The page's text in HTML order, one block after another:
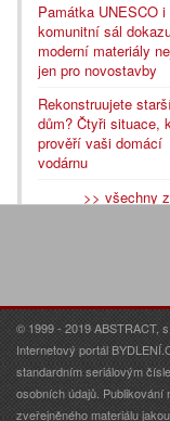
Památka UNESCO i
komunitní sál
moderní materiály
jen pro novostavby
Rekonstruujete
dům? Čtyři situace,
prověří vaši domácí
vodárnu
>> všechny
© 1999 - 2019 ABSTRACT,
Internetový portál
standardním seriálovým
osobních údajů.
zveřejněného materiálu